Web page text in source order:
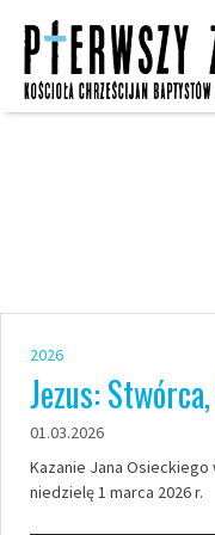
content
2026
Jezus:
01.03.2026
Kazanie Jana
niedzielę 1 marca 2026 r.